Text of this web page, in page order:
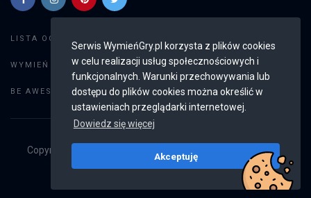
Serwis WymieńGry.pl korzysta z plików cookies
w celu realizacji usług społecznościowych i
funkcjonalnych. Warunki przechowywania lub
dostępu do plików cookies można określić w
ustawieniach przeglądarki internetowej.
Dowiedz się więcej
Akceptuję
LISTA OGŁOSZEŃ:
WYMIEŃ GRY: Dodaj ogłoszenie
BE AWESOME: Weryfikacja konta
Copyright © 2019 - 2026
Wszystkie prawa
v2.8.4